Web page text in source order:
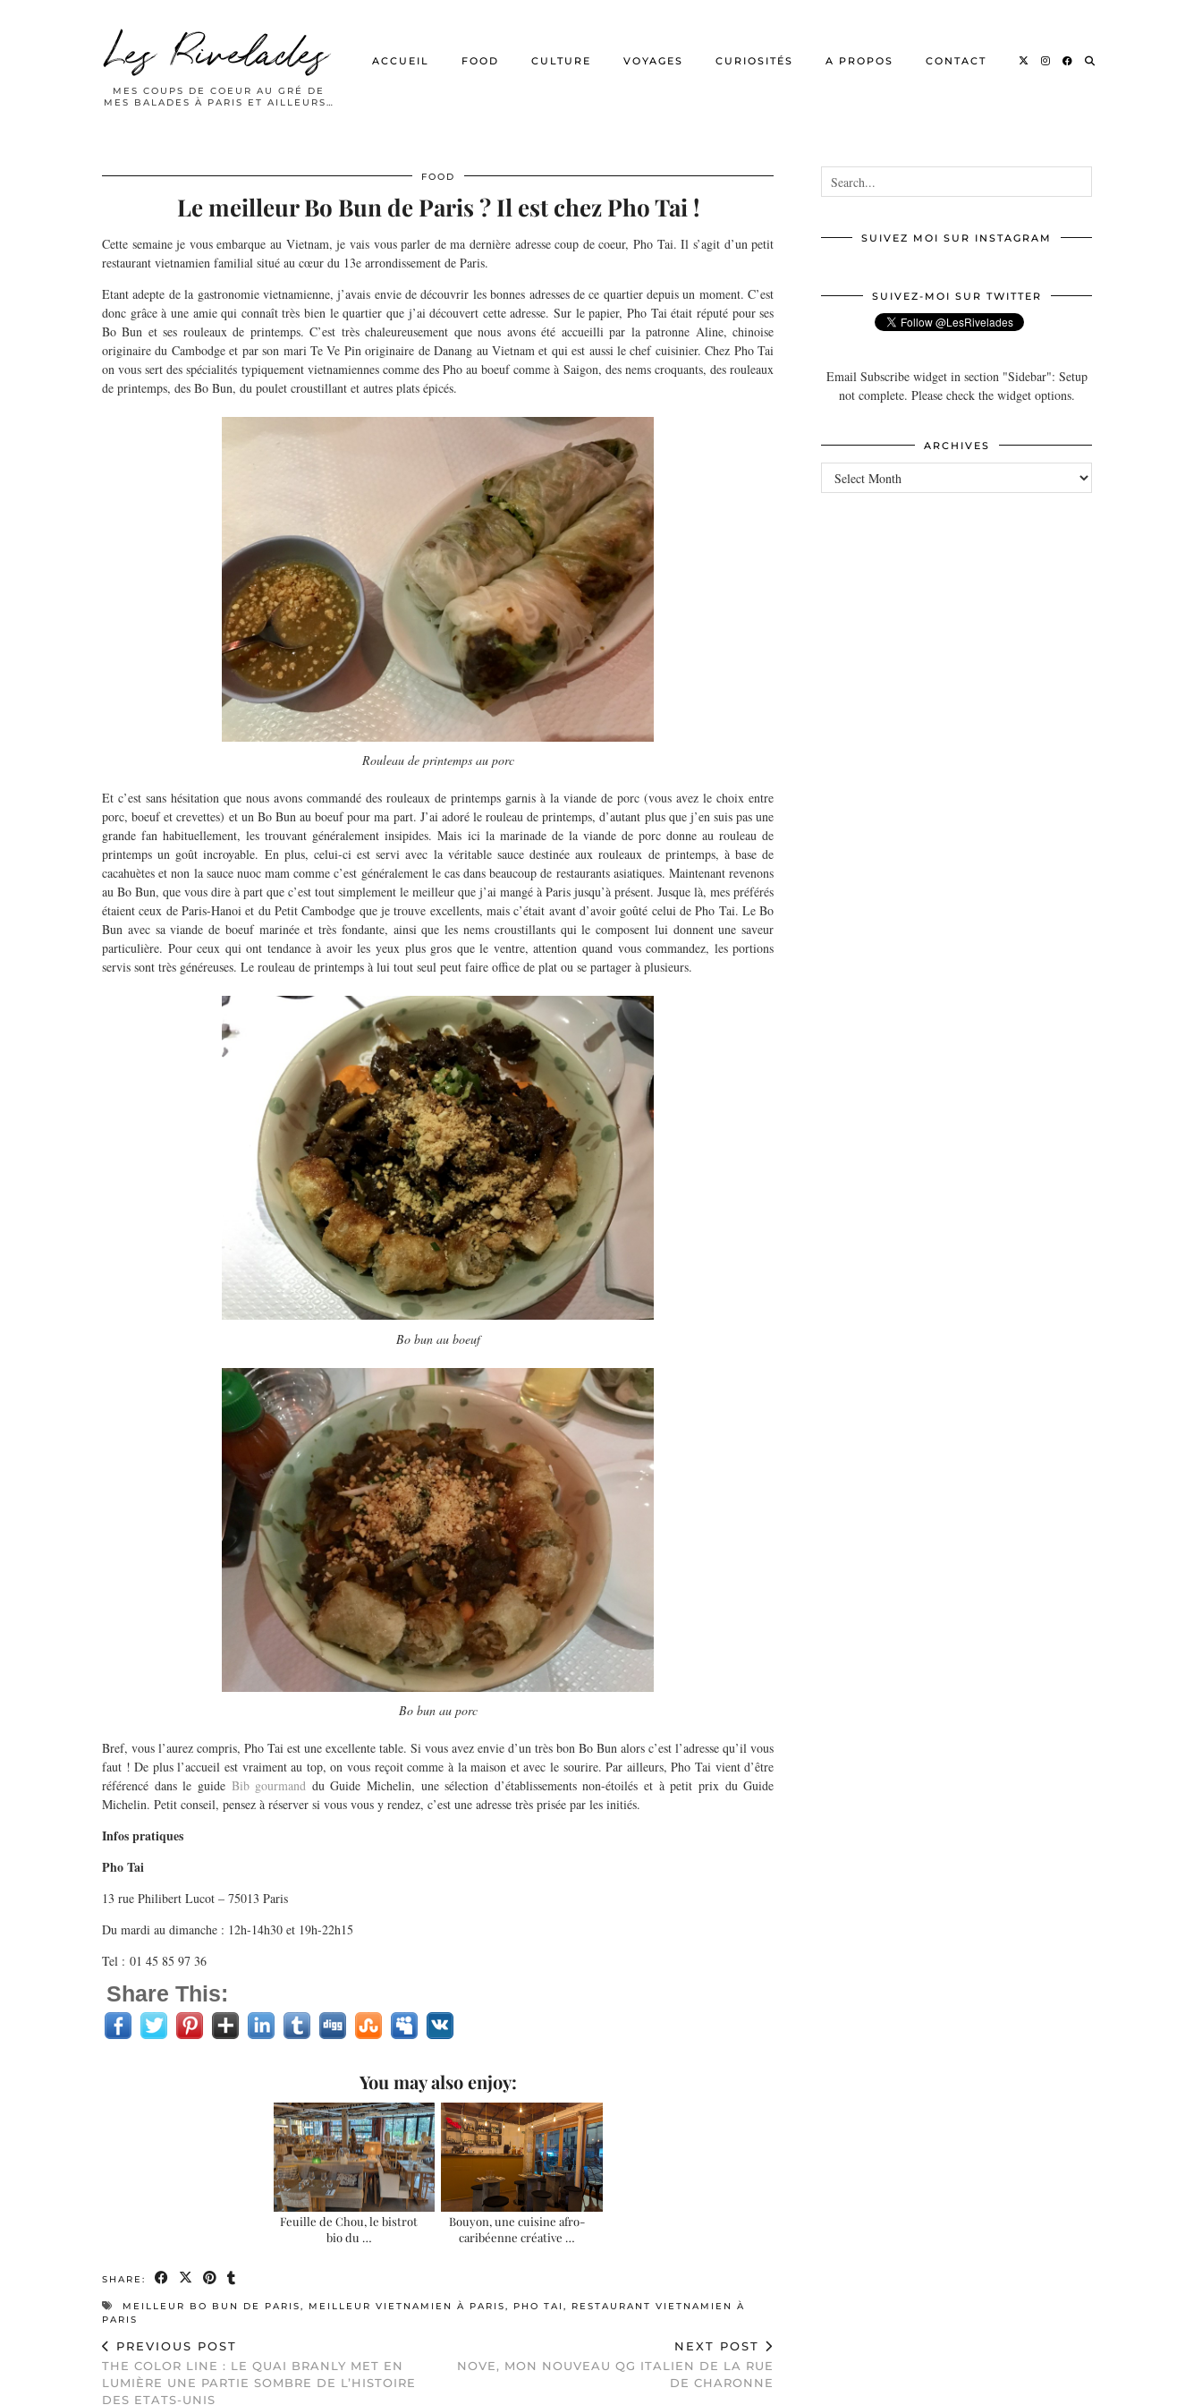
Les Rivelades
MES COUPS DE COEUR AU GRÉ DE
MES BALADES À PARIS ET AILLEURS…
ACCUEIL FOOD CULTURE VOYAGES CURIOSITÉS A PROPOS CONTACT
FOOD
Le meilleur Bo Bun de Paris ? Il est chez Pho Tai !
Cette semaine je vous embarque au Vietnam, je vais vous parler de ma dernière adresse coup de coeur, Pho Tai. Il s’agit d’un petit
restaurant vietnamien familial situé au cœur du 13e arrondissement de Paris.
Etant adepte de la gastronomie vietnamienne, j’avais envie de découvrir les bonnes adresses de ce quartier depuis un moment. C’est
donc grâce à une amie qui connaît très bien le quartier que j’ai découvert cette adresse. Sur le papier, Pho Tai était réputé pour ses
Bo Bun et ses rouleaux de printemps. C’est très chaleureusement que nous avons été accueilli par la patronne Aline, chinoise
originaire du Cambodge et par son mari Te Ve Pin originaire de Danang au Vietnam et qui est aussi le chef cuisinier. Chez Pho Tai
on vous sert des spécialités typiquement vietnamiennes comme des Pho au boeuf comme à Saigon, des nems croquants, des rouleaux
de printemps, des Bo Bun, du poulet croustillant et autres plats épicés.
Rouleau de printemps au porc
Et c’est sans hésitation que nous avons commandé des rouleaux de printemps garnis à la viande de porc (vous avez le choix entre
porc, boeuf et crevettes) et un Bo Bun au boeuf pour ma part. J’ai adoré le rouleau de printemps, d’autant plus que j’en suis pas une
grande fan habituellement, les trouvant généralement insipides. Mais ici la marinade de la viande de porc donne au rouleau de
printemps un goût incroyable. En plus, celui-ci est servi avec la véritable sauce destinée aux rouleaux de printemps, à base de
cacahuètes et non la sauce nuoc mam comme c’est généralement le cas dans beaucoup de restaurants asiatiques. Maintenant revenons
au Bo Bun, que vous dire à part que c’est tout simplement le meilleur que j’ai mangé à Paris jusqu’à présent. Jusque là, mes préférés
étaient ceux de Paris-Hanoi et du Petit Cambodge que je trouve excellents, mais c’était avant d’avoir goûté celui de Pho Tai. Le Bo
Bun avec sa viande de boeuf marinée et très fondante, ainsi que les nems croustillants qui le composent lui donnent une saveur
particulière. Pour ceux qui ont tendance à avoir les yeux plus gros que le ventre, attention quand vous commandez, les portions
servis sont très généreuses. Le rouleau de printemps à lui tout seul peut faire office de plat ou se partager à plusieurs.
Bo bun au boeuf
Bo bun au porc
Bref, vous l’aurez compris, Pho Tai est une excellente table. Si vous avez envie d’un très bon Bo Bun alors c’est l’adresse qu’il vous
faut ! De plus l’accueil est vraiment au top, on vous reçoit comme à la maison et avec le sourire. Par ailleurs, Pho Tai vient d’être
référencé dans le guide Bib gourmand du Guide Michelin, une sélection d’établissements non-étoilés et à petit prix du Guide
Michelin. Petit conseil, pensez à réserver si vous vous y rendez, c’est une adresse très prisée par les initiés.
Infos pratiques
Pho Tai
13 rue Philibert Lucot – 75013 Paris
Du mardi au dimanche : 12h-14h30 et 19h-22h15
Tel : 01 45 85 97 36
Share This:
You may also enjoy:
Feuille de Chou, le bistrot
bio du …
Bouyon, une cuisine afro-
caribéenne créative …
SHARE:
MEILLEUR BO BUN DE PARIS, MEILLEUR VIETNAMIEN À PARIS, PHO TAI , RESTAURANT VIETNAMIEN À
PARIS
PREVIOUS POST
THE COLOR LINE : LE QUAI BRANLY MET EN
LUMIÈRE UNE PARTIE SOMBRE DE L’HISTOIRE
DES ETATS-UNIS
NEXT POST
NOVE, MON NOUVEAU QG ITALIEN DE LA RUE
DE CHARONNE
SUIVEZ MOI SUR INSTAGRAM
SUIVEZ-MOI SUR TWITTER
Email Subscribe widget in section "Sidebar": Setup
not complete. Please check the widget options.
ARCHIVES
Archives